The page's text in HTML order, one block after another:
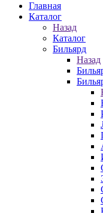
Главная
Каталог
Назад
Каталог
Бильярд
Назад